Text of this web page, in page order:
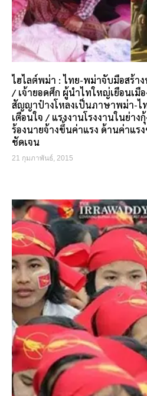
ไฮไลต์พม่า : ไทย-พม่าจับมือสร้า
/ เจ้ายอดศึก ผู้นำไทใหญ่เยือนเมือ
สัญญาป๋างโหลงเป็นภาษาพม่า-ไ
เตือนใจ / แรงงานโรงงานในย่าง
ร้องนายจ้างขึ้นค่าแรง ด้านค่าแ
ชัดเจน
21 กุมภาพันธ์, 2015